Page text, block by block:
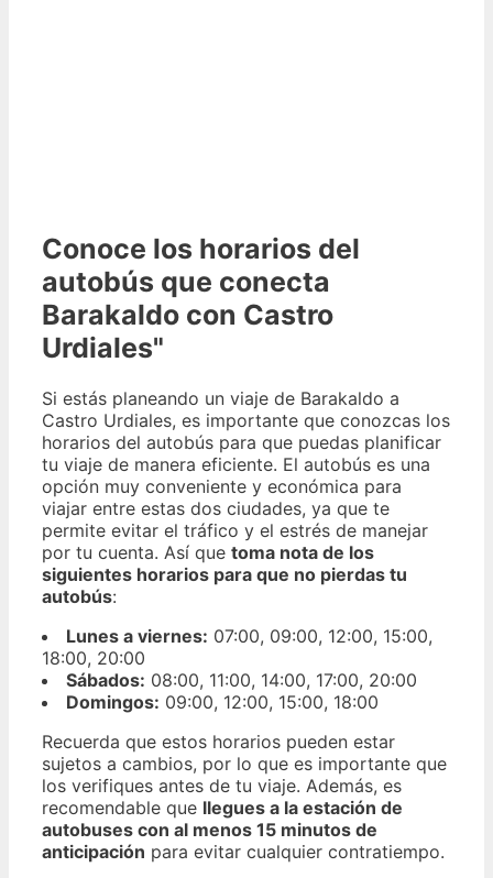
Conoce los horarios del
autobús que conecta
Barakaldo con Castro
Urdiales"
Si estás planeando un viaje de Barakaldo a
Castro Urdiales, es importante que conozcas los
horarios del autobús para que puedas planificar
tu viaje de manera eficiente. El autobús es una
opción muy conveniente y económica para
viajar entre estas dos ciudades, ya que te
permite evitar el tráfico y el estrés de manejar
por tu cuenta. Así que toma nota de los
siguientes horarios para que no pierdas tu
autobús:
Lunes a viernes: 07:00, 09:00, 12:00, 15:00,
18:00, 20:00
Sábados: 08:00, 11:00, 14:00, 17:00, 20:00
Domingos: 09:00, 12:00, 15:00, 18:00
Recuerda que estos horarios pueden estar
sujetos a cambios, por lo que es importante que
los verifiques antes de tu viaje. Además, es
recomendable que llegues a la estación de
autobuses con al menos 15 minutos de
anticipación para evitar cualquier contratiempo.